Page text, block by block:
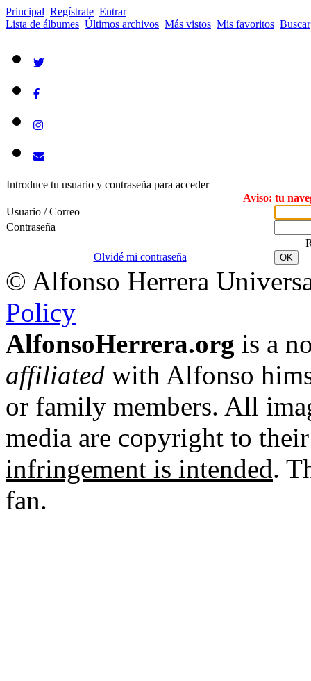
Principal Regístrate Entrar
Lista de álbumes Últimos archivos Más vistos Mis favoritos Buscar
Introduce tu usuario y contraseña para acceder
Aviso: tu
Usuario / Correo
Contraseña
Olvidé mi contraseña
OK
© Alfonso Herrera
Policy
AlfonsoHerrera.org is a
affiliated with Alfonso
or family members. All
media are copyright to
infringement is intended.
fan.